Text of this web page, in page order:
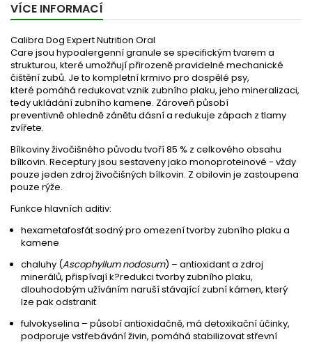
VÍCE INFORMACÍ
Calibra Dog Expert Nutrition Oral
Care jsou hypoalergennígranule se specifickým tvarem a
strukturou, které umožňují přirozeně pravidelné mechanické
čištění zubů. Je to kompletní krmivo pro dospělé psy,
které pomáhá redukovatvznik zubního plaku, jeho mineralizaci,
tedyukládání zubního kamene. Zároveňpůsobí
preventivněohledně zánětu dásní a redukuje zápach z tlamy
zvířete.
Bílkoviny živočišného původu tvoří 85 % z celkového obsahu
bílkovin. Receptury jsou sestaveny jako monoproteinové - vždy
pouze jeden zdroj živočišných bílkovin. Z obilovin je zastoupena
pouze rýže.
Funkce hlavních aditiv:
hexametafosfát sodnýpro omezení tvorby zubního plaku a
kamene
chaluhy (Ascophyllum nodosum) – antioxidant a zdroj
minerálů, přispívají k?redukci tvorby zubního plaku,
dlouhodobým užíváním naruší stávající zubní kámen, který
lze pak odstranit
fulvokyselina – působí antioxidačně, má detoxikační účinky,
podporuje vstřebávání živin, pomáhá stabilizovat střevní